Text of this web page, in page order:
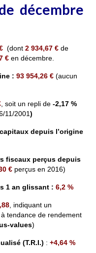
décembre
(dont 2 934,67 € de
€ en décembre.
: 93 954,26 € (aucun
, soit un repli de -2,17 %
11/2001)
depuis l’origine
fiscaux perçus depuis
€ perçus en 2016)
1 an glissant : 6,2 %
indiquant un
tendance de rendement
values)
(T.R.I.) : +4,64 %